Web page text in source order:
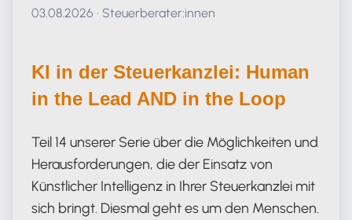
Veröffentlicht am 03.08.2026
03.08.2026 · Steuerberater:innen
KI in der Steuerkanzlei: Human
in the Lead AND in the Loop
Teil 14 unserer Serie über die Möglichkeiten und
Herausforderungen, die der Einsatz von
Künstlicher Intelligenz in Ihrer Steuerkanzlei mit
sich bringt. Diesmal geht es um den Menschen.